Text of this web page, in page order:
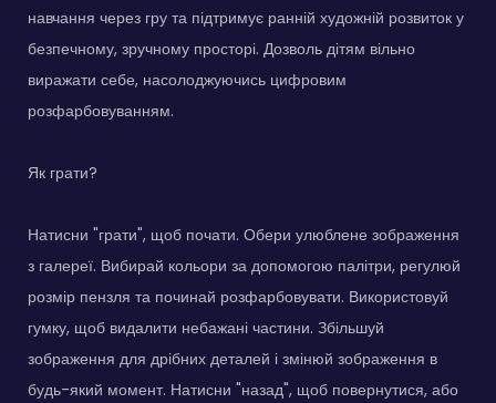
навчання через гру та підтримує ранній художній розвиток у
безпечному, зручному просторі. Дозволь дітям вільно
виражати себе, насолоджуючись цифровим
розфарбовуванням.
Як грати?
Натисни "грати", щоб почати. Обери улюблене зображення
з галереї. Вибирай кольори за допомогою палітри, регулюй
розмір пензля та починай розфарбовувати. Використовуй
гумку, щоб видалити небажані частини. Збільшуй
зображення для дрібних деталей і змінюй зображення в
будь-який момент. Натисни "назад", щоб повернутися, або